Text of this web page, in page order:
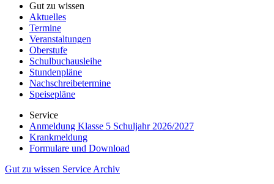
Gut zu wissen
Aktuelles
Termine
Veranstaltungen
Oberstufe
Schulbuchausleihe
Stundenpläne
Nachschreibetermine
Speisepläne
Service
Anmeldung Klasse 5 Schuljahr 2026/2027
Krankmeldung
Formulare und Download
Gut zu wissen Service Archiv